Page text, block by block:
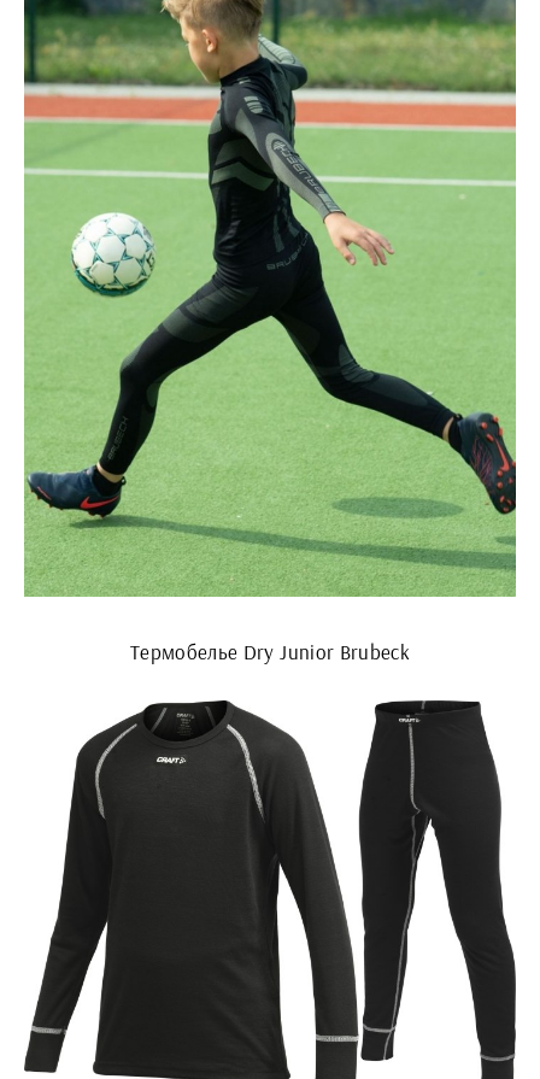
Термобелье Dry Junior Brubeck